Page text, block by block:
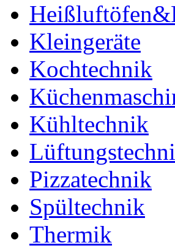
Kleingeräte
Kochtechnik
Kühltechnik
Pizzatechnik
Spültechnik
Thermik